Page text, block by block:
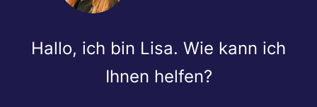
Hallo, ich bin Lisa. Wie kann ich
Ihnen helfen?